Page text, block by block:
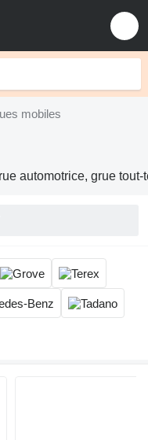
mobiles
automotrice, grue tout-